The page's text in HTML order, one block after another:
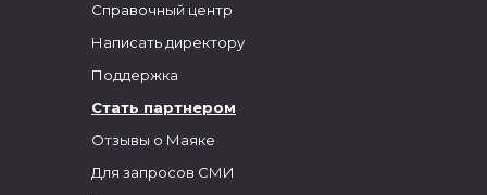
Справочный центр
Написать директору
Поддержка
Стать партнером
Отзывы о Маяке
Для запросов СМИ